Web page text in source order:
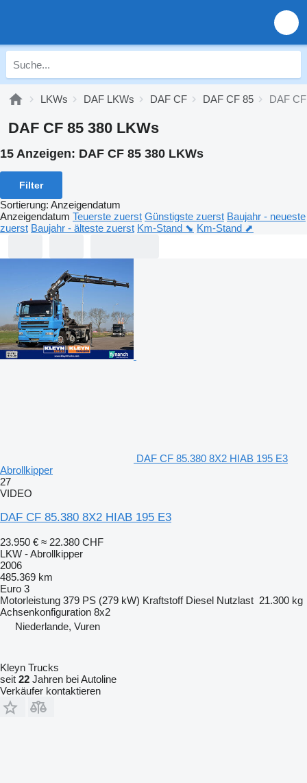
LKWs DAF LKWs DAF CF DAF CF 85 DAF
DAF CF 85 380 LKWs
15 Anzeigen: DAF CF 85 380 LKWs
Filter
Sortierung: Anzeigendatum
Anzeigendatum Teuerste zuerst Günstigste zuerst Baujahr - neueste
zuerst Baujahr - älteste zuerst Km-Stand ⬊ Km-Stand ⬈
DAF CF 85.380 8X2 HIAB 195 E3
Abrollkipper
27
VIDEO
DAF CF 85.380 8X2 HIAB 195 E3
23.950 € ≈ 22.380 CHF
LKW - Abrollkipper
2006
485.369 km
Euro 3
Motorleistung 379 PS (279 kW) Kraftstoff Diesel Nutzlast 21.300 kg
Achsenkonfiguration 8x2
Niederlande, Vuren
Kleyn Trucks
seit 22 Jahren bei Autoline
Verkäufer kontaktieren